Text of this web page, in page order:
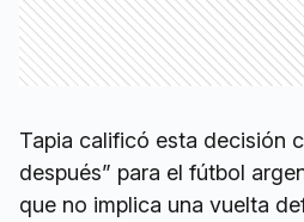
Tapia calificó esta decisión
después” para el fútbol
que no implica una vuelta